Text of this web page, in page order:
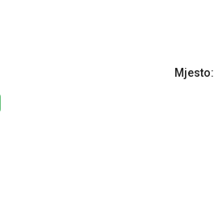
Mjesto: